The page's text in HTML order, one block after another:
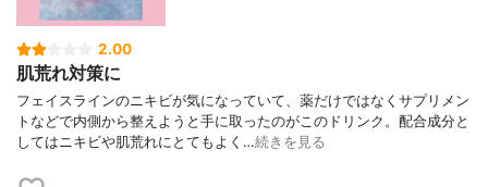
2.00
肌荒れ対策に
フェイスラインのニキビが気になっていて、薬だけではなくサプリメン
トなどで内側から整えようと手に取ったのがこのドリンク。配合成分と
してはニキビや肌荒れにとてもよく…続きを見る